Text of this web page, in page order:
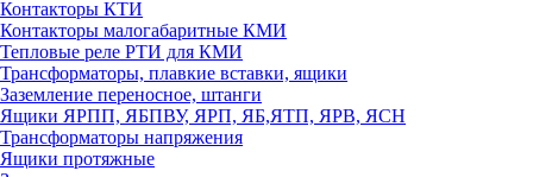
Контакторы КТИ
Контакторы малогабаритные КМИ
Тепловые реле РTИ для КМИ
Трансформаторы, плавкие вставки, ящики
Заземление переносное, штанги
Ящики ЯРПП, ЯБПВУ, ЯРП, ЯБ,ЯТП, ЯРВ, ЯСН
Трансформаторы напряжения
Ящики протяжные